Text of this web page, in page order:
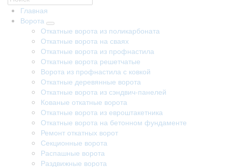
Главная
Ворота
Откатные ворота из поликарбоната
Откатные ворота на сваях
Откатные ворота из профнастила
Откатные ворота решетчатые
Ворота из профнастила с ковкой
Откатные деревянные ворота
Откатные ворота из сэндвич-панелей
Кованые откатные ворота
Откатные ворота из евроштакетника
Откатные ворота на бетонном фундаменте
Ремонт откатных ворот
Секционные ворота
Распашные ворота
Раздвижные ворота